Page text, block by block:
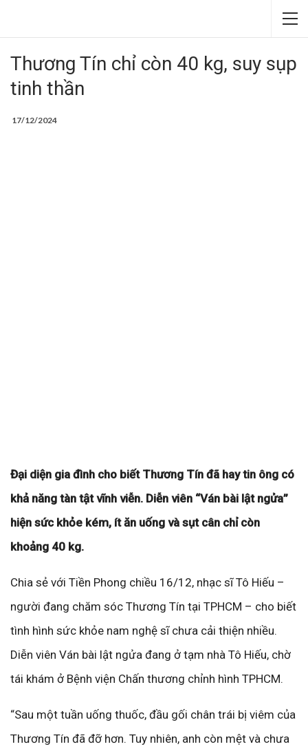
Thương Tín chỉ còn 40 kg, suy sụp
tinh thần
17/12/2024
Đại diện gia đình cho biết Thương Tín đã hay tin ông có
khả năng tàn tật vĩnh viễn. Diễn viên “Ván bài lật ngửa”
hiện sức khỏe kém, ít ăn uống và sụt cân chỉ còn
khoảng 40 kg.
Chia sẻ với Tiền Phong chiều 16/12, nhạc sĩ Tô Hiếu –
người đang chăm sóc Thương Tín tại TPHCM – cho biết
tình hình sức khỏe nam nghệ sĩ chưa cải thiện nhiều.
Diễn viên Ván bài lật ngửa đang ở tạm nhà Tô Hiếu, chờ
tái khám ở Bệnh viện Chấn thương chỉnh hình TPHCM.
“Sau một tuần uống thuốc, đầu gối chân trái bị viêm của
Thương Tín đã đỡ hơn. Tuy nhiên, anh còn mệt và chưa